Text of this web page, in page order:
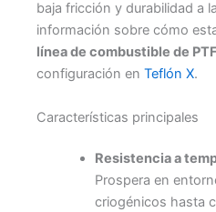
baja fricción y durabilidad a
información sobre cómo
línea de combustible de
configuración en Teflón X.
Características principales
Resistencia a
Prospera en
criogénicos hasta